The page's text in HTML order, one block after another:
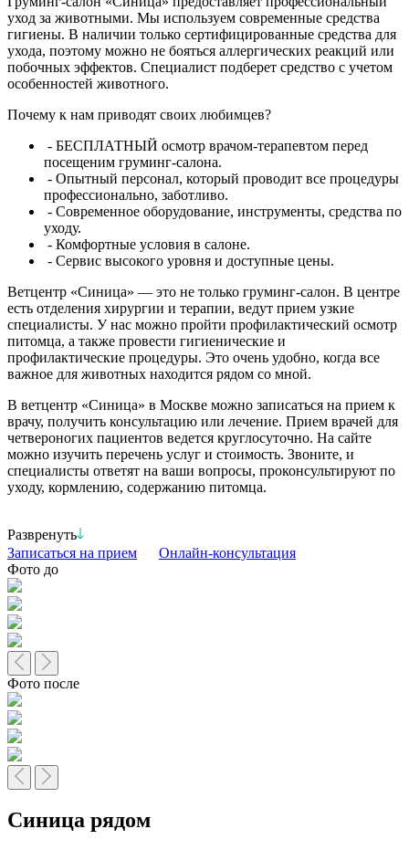
уход за животными. Мы используем современные средства
гигиены. В наличии только сертифицированные средства для
ухода, поэтому можно не бояться аллергических реакций или
побочных эффектов. Специалист подберет средство с учетом
особенностей животного.
Почему к нам приводят своих любимцев?
- БЕСПЛАТНЫЙ осмотр врачом-терапевтом перед
посещеним груминг-салона.
- Опытный персонал, который проводит все процедуры
профессионально, заботливо.
- Современное оборудование, инструменты, средства по
уходу.
- Комфортные условия в салоне.
- Сервис высокого уровня и доступные цены.
Ветцентр «Синица» — это не только груминг-салон. В центре
есть отделения хирургии и терапии, ведут прием узкие
специалисты. У нас можно пройти профилактический осмотр
питомца, а также провести гигиенические и
профилактические процедуры. Это очень удобно, когда все
важное для животных находится рядом со мной.
В ветцентр «Синица» в Москве можно записаться на прием к
врачу, получить консультацию или лечение. Прием врачей для
четвероногих пациентов ведется круглосуточно. На сайте
можно изучить перечень услуг и стоимость. Звоните, и
специалисты ответят на ваши вопросы, проконсультируют по
уходу, кормлению, содержанию питомца.
Развренуть
Записаться на прием
Онлайн-консультация
Фото до
Фото после
Синица рядом